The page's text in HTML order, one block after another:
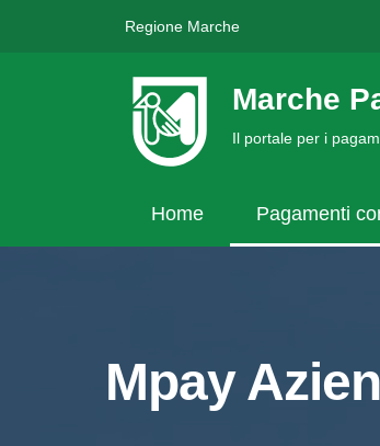
Regione Marche
Marche
Il portale per i
Home Pagamenti
Mpay